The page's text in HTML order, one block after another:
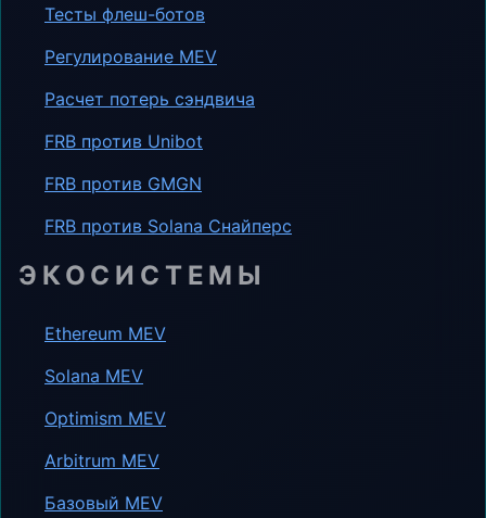
Тесты флеш-ботов
Регулирование MEV
Расчет потерь сэндвича
FRB против Unibot
FRB против GMGN
FRB против Solana Снайперс
ЭКОСИСТЕМЫ
Ethereum MEV
Solana MEV
Optimism MEV
Arbitrum MEV
Базовый MEV